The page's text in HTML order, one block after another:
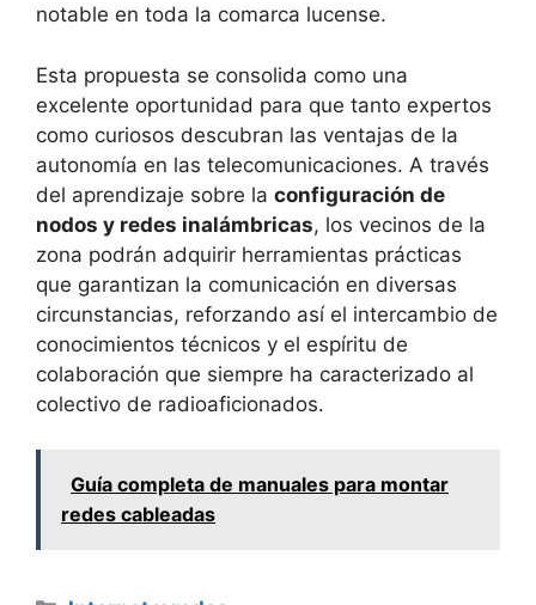
notable en toda la comarca lucense.
Esta propuesta se consolida como una
excelente oportunidad para que tanto expertos
como curiosos descubran las ventajas de la
autonomía en las telecomunicaciones. A través
del aprendizaje sobre la configuración de
nodos y redes inalámbricas, los vecinos de la
zona podrán adquirir herramientas prácticas
que garantizan la comunicación en diversas
circunstancias, reforzando así el intercambio de
conocimientos técnicos y el espíritu de
colaboración que siempre ha caracterizado al
colectivo de radioaficionados.
Guía completa de manuales para montar
redes cableadas